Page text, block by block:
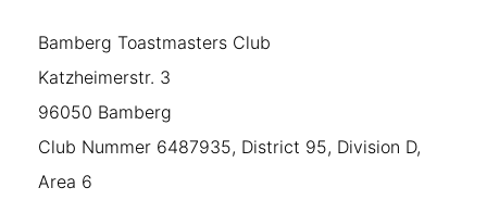
Bamberg Toastmasters Club
Katzheimerstr. 3
96050 Bamberg
Club Nummer 6487935, District 95, Division D,
Area 6